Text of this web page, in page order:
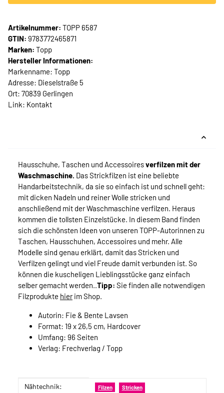
Artikelnummer: TOPP 6587
GTIN: 9783772465871
Marken: Topp
Hersteller Informationen:
Markenname: Topp
Adresse: Dieselstraße 5
Ort: 70839 Gerlingen
Link: Kontakt
Hausschuhe, Taschen und Accessoiresverfilzen mit der
Waschmaschine. Das Strickfilzen ist eine beliebte
Handarbeitstechnik, da sie so einfach ist und schnell geht:
mit dicken Nadeln und reiner Wolle stricken und
anschließend mit der Waschmaschine verfilzen. Heraus
kommen die tollsten Einzelstücke. In diesem Band finden
sich die schönsten Ideen von unseren TOPP-Autorinnen zu
Taschen, Hausschuhen, Accessoires und mehr. Alle
Modelle sind genau erklärt, damit das Stricken und
Verfilzen gelingt und viel Freude damit verbunden ist. So
können die kuscheligen Lieblingsstücke ganz einfach
selber gemacht werden..Tipp: Sie finden alle notwendigen
Filzprodukte hierim Shop.
Autorin: Fie & Bente Lavsen
Format: 19 x 26,5 cm, Hardcover
Umfang: 96 Seiten
Verlag: Frechverlag / Topp
Produkteigenschaft
Wert
Nähtechnik: Filzen Stricken